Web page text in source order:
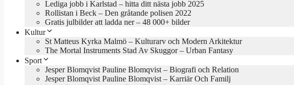
Lediga jobb i Karlstad – hitta ditt nästa jobb 2025
Rollistan i Beck – Den gråtande polisen 2022
Gratis julbilder att ladda ner – 48 000+ bilder
Kultur
St Matteus Kyrka Malmö – Kulturarv och Modern Arkitektur
The Mortal Instruments Stad Av Skuggor – Urban Fantasy
Sport
Jesper Blomqvist Pauline Blomqvist – Biografi och Relation
Jesper Blomqvist Pauline Blomqvist – Karriär Och Familj